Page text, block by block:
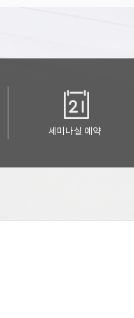
세미나실 예약